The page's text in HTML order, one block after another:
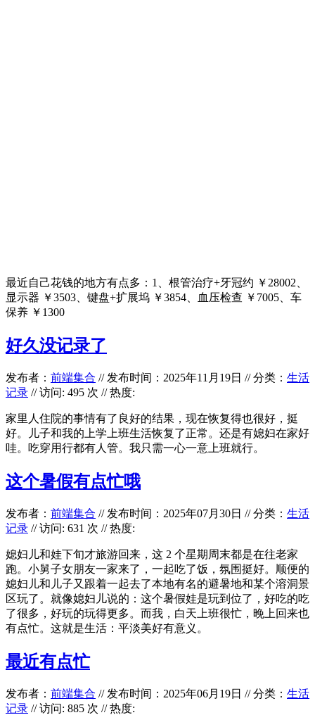
最近自己花钱的地方有点多：1、根管治疗+牙冠约 ￥28002、
显示器 ￥3503、键盘+扩展坞 ￥3854、血压检查 ￥7005、车
保养 ￥1300
好久没记录了
发布者： 前端集合 // 发布时间：2025年11月19日 //分类： 生活
记录 // 访问: 495 次 // 热度:
家里人住院的事情有了良好的结果，现在恢复得也很好，挺
好。儿子和我的上学上班生活恢复了正常。还是有媳妇在家好
哇。吃穿用行都有人管。我只需一心一意上班就行。
这个暑假有点忙哦
发布者： 前端集合 // 发布时间：2025年07月30日 //分类： 生活
记录 // 访问: 631 次 // 热度:
媳妇儿和娃下旬才旅游回来，这 2 个星期周末都是在往老家
跑。小舅子女朋友一家来了，一起吃了饭，氛围挺好。顺便的
媳妇儿和儿子又跟着一起去了本地有名的避暑地和某个溶洞景
区玩了。就像媳妇儿说的：这个暑假娃是玩到位了，好吃的吃
了很多，好玩的玩得更多。而我，白天上班很忙，晚上回来也
有点忙。这就是生活：平淡美好有意义。
最近有点忙
发布者： 前端集合 // 发布时间：2025年06月19日 //分类： 生活
记录 // 访问: 885 次 // 热度: